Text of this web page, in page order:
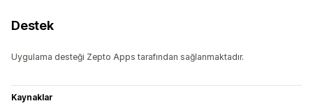
Destek
Uygulama desteği Zepto Apps tarafından sağlanmaktadır.
Kaynaklar